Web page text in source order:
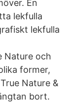
En
lekfulla
lekfulla
Nature och
former,
Nature &
bort.